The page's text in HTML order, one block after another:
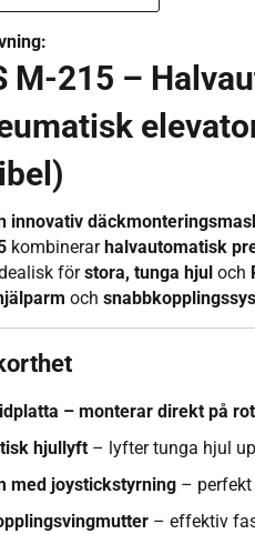
M-215 –
innovativ
kombinerar halvautomatisk
förstora, tunga hjul och
och
– monterar direkt på
hjullyft– lyfter tunga hjul
med joystickstyrning– perfekt
– effektiv